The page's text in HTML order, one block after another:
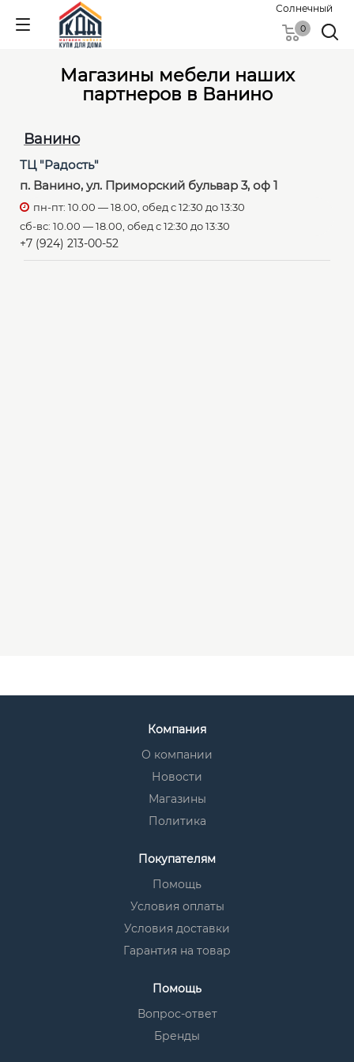
Солнечный
0
Магазины мебели наших
партнеров в Ванино
Ванино
ТЦ "Радость"
п. Ванино, ул. Приморский бульвар 3, оф 1
пн-пт: 10.00 — 18.00, обед с 12:30 до 13:30
сб-вс: 10.00 — 18.00, обед с 12:30 до 13:30
+7 (924) 213-00-52
Компания
О компании
Новости
Магазины
Политика
Покупателям
Помощь
Условия оплаты
Условия доставки
Гарантия на товар
Помощь
Вопрос-ответ
Бренды